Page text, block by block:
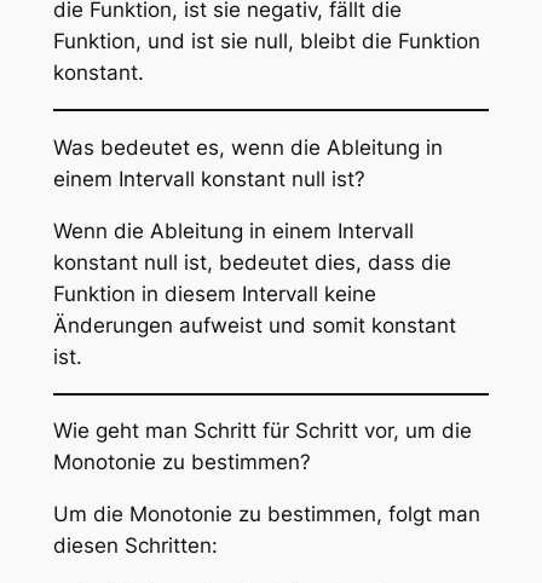
die Funktion, ist sie negativ, fällt die
Funktion, und ist sie null, bleibt die Funktion
konstant.
Was bedeutet es, wenn die Ableitung in
einem Intervall konstant null ist?
Wenn die Ableitung in einem Intervall
konstant null ist, bedeutet dies, dass die
Funktion in diesem Intervall keine
Änderungen aufweist und somit konstant
ist.
Wie geht man Schritt für Schritt vor, um die
Monotonie zu bestimmen?
Um die Monotonie zu bestimmen, folgt man
diesen Schritten: